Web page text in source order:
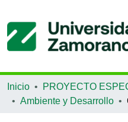
Inicio
Ambiente y Desarrollo